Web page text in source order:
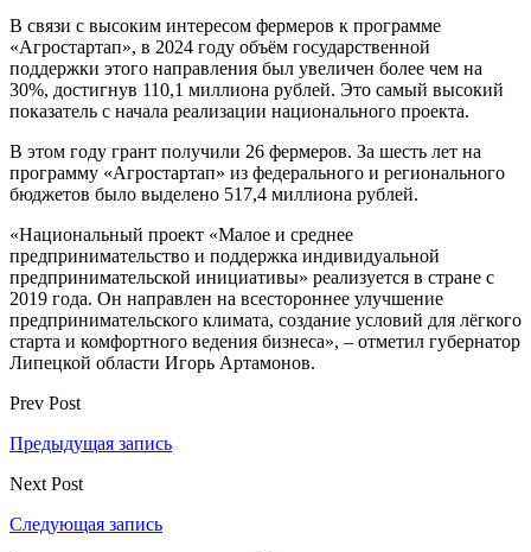
В связи с высоким интересом фермеров к программе
«Агростартап», в 2024 году объём государственной
поддержки этого направления был увеличен более чем на
30%, достигнув 110,1 миллиона рублей. Это самый высокий
показатель с начала реализации национального проекта.
В этом году грант получили 26 фермеров. За шесть лет на
программу «Агростартап» из федерального и регионального
бюджетов было выделено 517,4 миллиона рублей.
«Национальный проект «Малое и среднее
предпринимательство и поддержка индивидуальной
предпринимательской инициативы» реализуется в стране с
2019 года. Он направлен на всестороннее улучшение
предпринимательского климата, создание условий для лёгкого
старта и комфортного ведения бизнеса», – отметил губернатор
Липецкой области Игорь Артамонов.
Prev Post
Предыдущая запись
Next Post
Следующая запись